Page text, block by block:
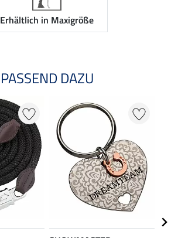
Erhältlich in Maxigröße
PASSEND DAZU